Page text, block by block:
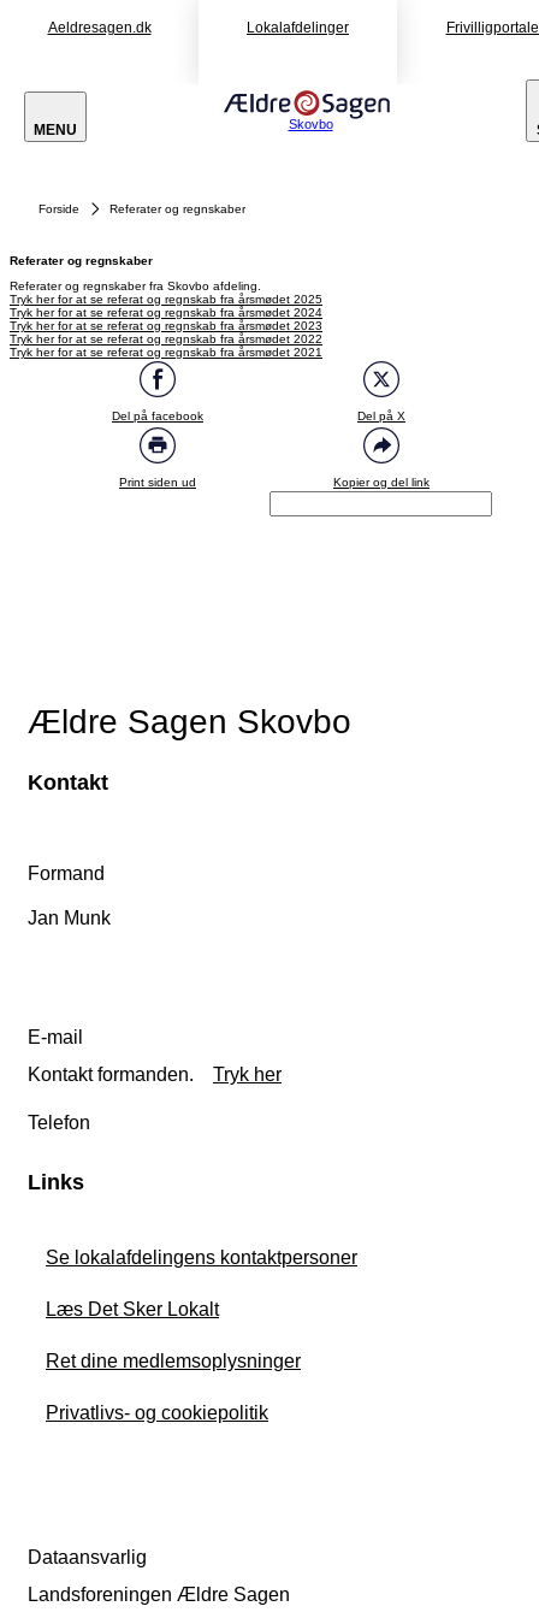
Aeldresagen.dk Lokalafdelinger
MENU Skovbo
Forside Referater og regnskaber
Referater og regnskaber
Referater og regnskaber fra Skovbo afdeling.
Tryk her for at se referat og regnskab fra årsmødet 2025
Tryk her for at se referat og regnskab fra årsmødet 2024
Tryk her for at se referat og regnskab fra årsmødet 2023
Tryk her for at se referat og regnskab fra årsmødet 2022
Tryk her for at se referat og regnskab fra årsmødet 2021
Del på facebook Del på X
Print siden ud Kopier og del link
Ældre Sagen Skovbo
Kontakt
Formand
Jan Munk
E-mail
Kontakt formanden. Tryk her
Telefon
Links
Se lokalafdelingens kontaktpersoner
Læs Det Sker Lokalt
Ret dine medlemsoplysninger
Privatlivs- og cookiepolitik
Dataansvarlig
Landsforeningen Ældre Sagen